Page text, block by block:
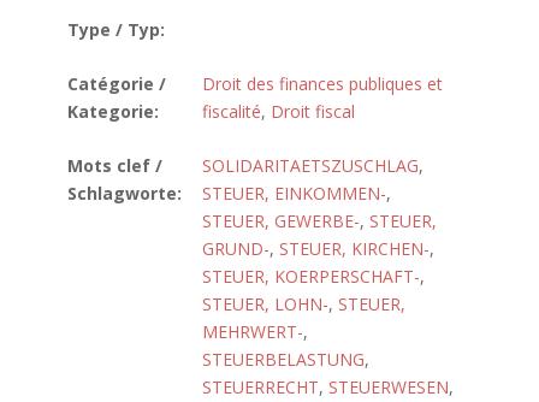
Type / Typ:
Catégorie /
Kategorie:
Droit des finances publiques et
fiscalité, Droit fiscal
Mots clef /
Schlagworte:
SOLIDARITAETSZUSCHLAG,
STEUER, EINKOMMEN-,
STEUER, GEWERBE-, STEUER,
GRUND-, STEUER, KIRCHEN-,
STEUER, KOERPERSCHAFT-,
STEUER, LOHN-, STEUER,
MEHRWERT-,
STEUERBELASTUNG,
STEUERRECHT, STEUERWESEN,